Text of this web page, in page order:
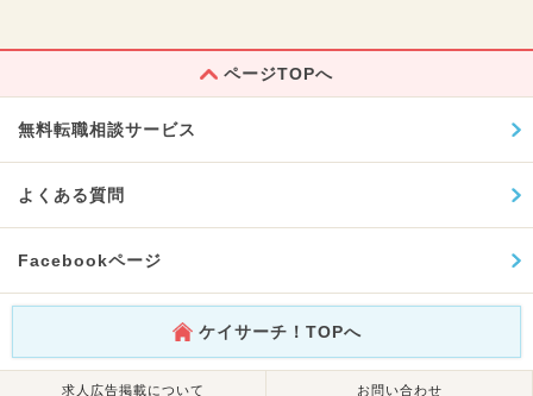
ページTOPへ
無料転職相談サービス
よくある質問
Facebookページ
ケイサーチ！TOPへ
求人広告掲載について お問い合わせ